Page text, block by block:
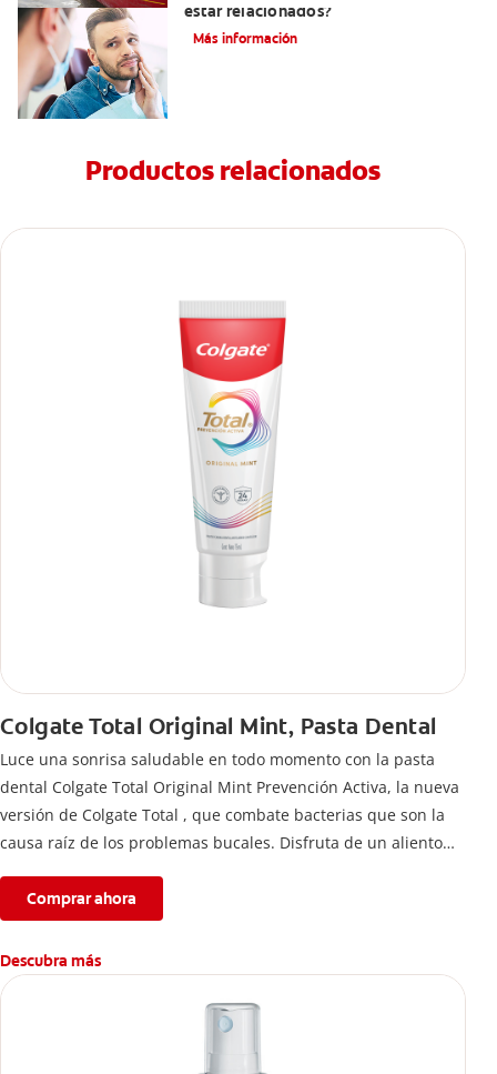
estar relacionados?
Más información
Productos relacionados
Colgate Total Original Mint, Pasta Dental
Luce una sonrisa saludable en todo momento con la pasta
dental Colgate Total Original Mint Prevención Activa, la nueva
versión de Colgate Total , que combate bacterias que son la
causa raíz de los problemas bucales. Disfruta de un aliento
fórmula con desempeño superior**** de la pasta de dientes
Colgate Total que te ofrece 24 horas** de protección
antibacterial.
****Vs crema dental regular con flúor sin ingrediente
**Con el cepillado 2 veces por día y uso continuo por 4
Comprar ahora
Descubra más